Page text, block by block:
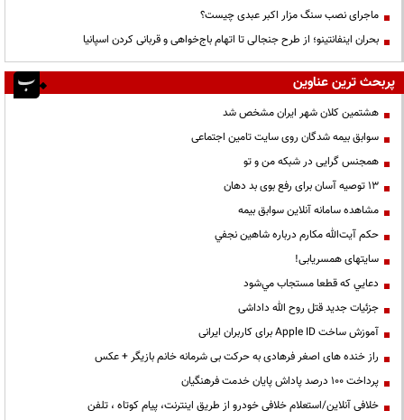
ماجرای نصب سنگ مزار اکبر عبدی چیست؟
بحران اینفانتینو؛ از طرح جنجالی تا اتهام باج‌خواهی و قربانی کردن اسپانیا
پربحث ترین عناوین
هشتمین کلان شهر ایران مشخص شد
سوابق بیمه شدگان روی سایت تامین اجتماعی
همجنس گرایی در شبکه من و تو
13 توصیه آسان برای رفع بوی بد دهان
مشاهده سامانه آنلاين سوابق بیمه
حكم آيت‌الله مكارم درباره شاهين نجفي
سایتهای همسریابی!
دعايي كه قطعا مستجاب مي‌شود
جزئیات جدید قتل روح الله داداشی
آموزش ساخت Apple ID برای کاربران ایرانی
راز خنده های اصغر فرهادی به حرکت بی شرمانه خانم بازیگر + عکس
پرداخت ۱۰۰ درصد پاداش پایان خدمت فرهنگیان
خلافی آنلاین/استعلام خلافی خودرو از طریق اینترنت، پیام کوتاه ، تلفن